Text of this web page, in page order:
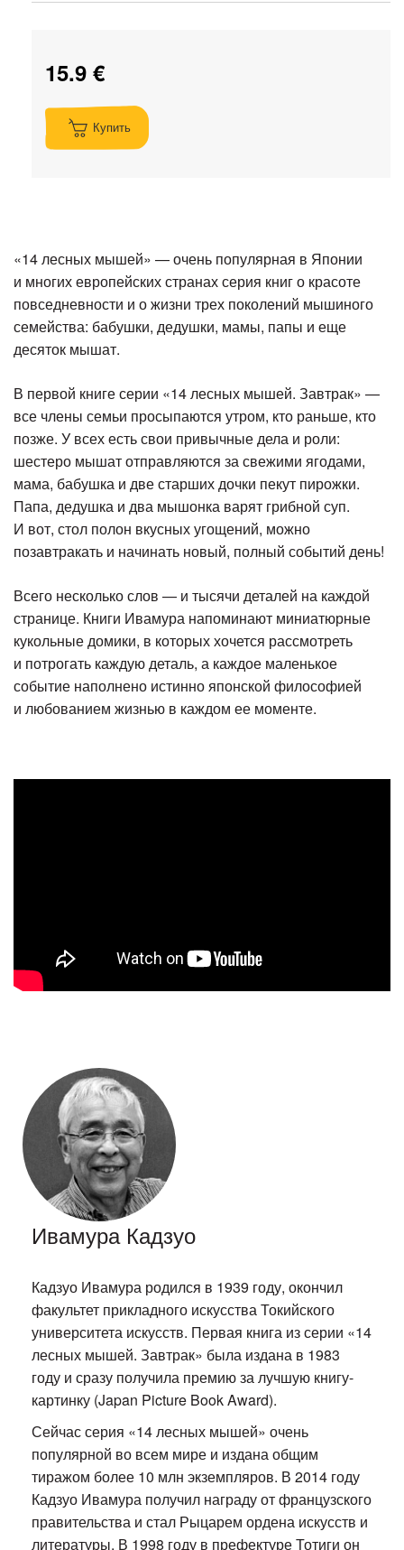
15.9 €
Купить
«14 лесных мышей» — очень популярная в Японии
и многих европейских странах серия книг о красоте
повседневности и о жизни трех поколений мышиного
семейства: бабушки, дедушки, мамы, папы и еще
десяток мышат.
В первой книге серии «14 лесных мышей. Завтрак» —
все члены семьи просыпаются утром, кто раньше, кто
позже. У всех есть свои привычные дела и роли:
шестеро мышат отправляются за свежими ягодами,
мама, бабушка и две старших дочки пекут пирожки.
Папа, дедушка и два мышонка варят грибной суп.
И вот, стол полон вкусных угощений, можно
позавтракать и начинать новый, полный событий день!
Всего несколько слов — и тысячи деталей на каждой
странице. Книги Ивамура напоминают миниатюрные
кукольные домики, в которых хочется рассмотреть
и потрогать каждую деталь, а каждое маленькое
событие наполнено истинно японской философией
и любованием жизнью в каждом ее моменте.
Ивамура Кадзуо
Кадзуо Ивамура родился в 1939 году, окончил
факультет прикладного искусства Токийского
университета искусств. Первая книга из серии «14
лесных мышей. Завтрак» была издана в 1983
году и сразу получила премию за лучшую книгу-
картинку (Japan Picture Book Award).
Сейчас серия «14 лесных мышей» очень
популярной во всем мире и издана общим
тиражом более 10 млн экземпляров. В 2014 году
Кадзуо Ивамура получил награду от французского
правительства и стал Рыцарем ордена искусств и
литературы. В 1998 году в префектуре Тотиги он